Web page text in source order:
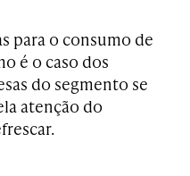
para o consumo de
é o caso dos
do segmento se
atenção do